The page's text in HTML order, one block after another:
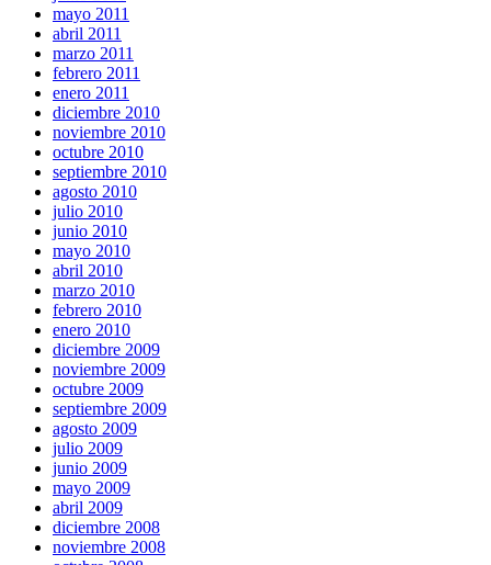
mayo 2011
abril 2011
marzo 2011
febrero 2011
enero 2011
diciembre 2010
noviembre 2010
octubre 2010
septiembre 2010
agosto 2010
julio 2010
junio 2010
mayo 2010
abril 2010
marzo 2010
febrero 2010
enero 2010
diciembre 2009
noviembre 2009
octubre 2009
septiembre 2009
agosto 2009
julio 2009
junio 2009
mayo 2009
abril 2009
diciembre 2008
noviembre 2008